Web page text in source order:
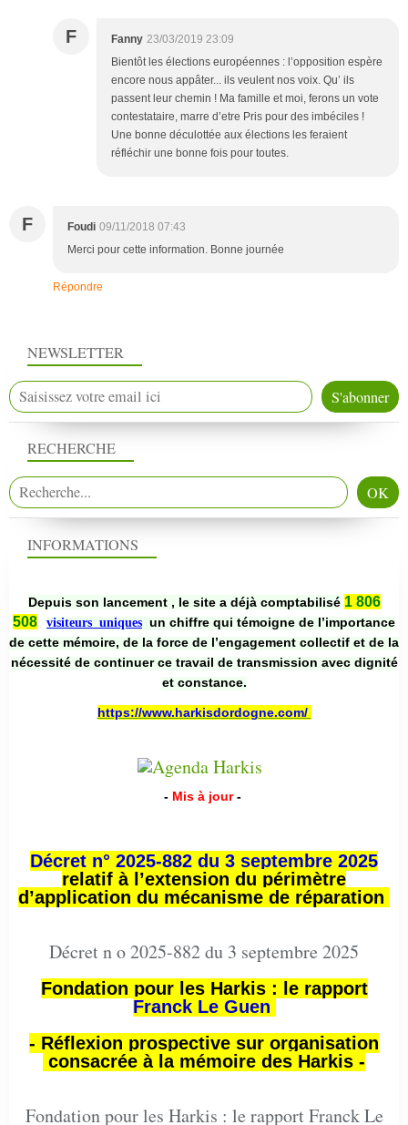
F Fanny 23/03/2019 23:09
Bientôt les élections européennes : l’opposition espère
encore nous appâter... ils veulent nos voix. Qu’ ils
passent leur chemin ! Ma famille et moi, ferons un vote
contestataire, marre d’etre Pris pour des imbéciles !
Une bonne déculottée aux élections les feraient
réfléchir une bonne fois pour toutes.
F Foudi 09/11/2018 07:43
Merci pour cette information. Bonne journée
Répondre
NEWSLETTER
RECHERCHE
INFORMATIONS
Depuis son lancement , le site a déjà comptabilisé 1 806
508
visiteurs uniques un chiffre qui témoigne de l’importance
de cette mémoire, de la force de l’engagement collectif et de la
nécessité de continuer ce travail de transmission avec dignité
et constance.
https://www.harkisdordogne.com/
- Mis à jour -
Décret n° 2025-882 du 3 septembre 2025
relatif à l’extension du périmètre
d’application du mécanisme de réparation
Décret n o 2025-882 du 3 septembre 2025
Fondation pour les Harkis : le rapport
Franck Le Guen
- Réflexion prospective sur organisation
consacrée à la mémoire des Harkis -
Fondation pour les Harkis : le rapport Franck Le